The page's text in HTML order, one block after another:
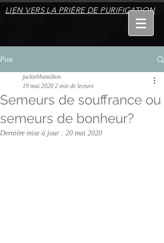
LIEN VERS LA PRIÈRE DE PURIFICATION
Post
Semeurs de souffrance ou
semeurs de bonheur?
jackiebhamilton
19 mai 2020 2 min de lecture
Dernière mise à jour : 20 mai 2020